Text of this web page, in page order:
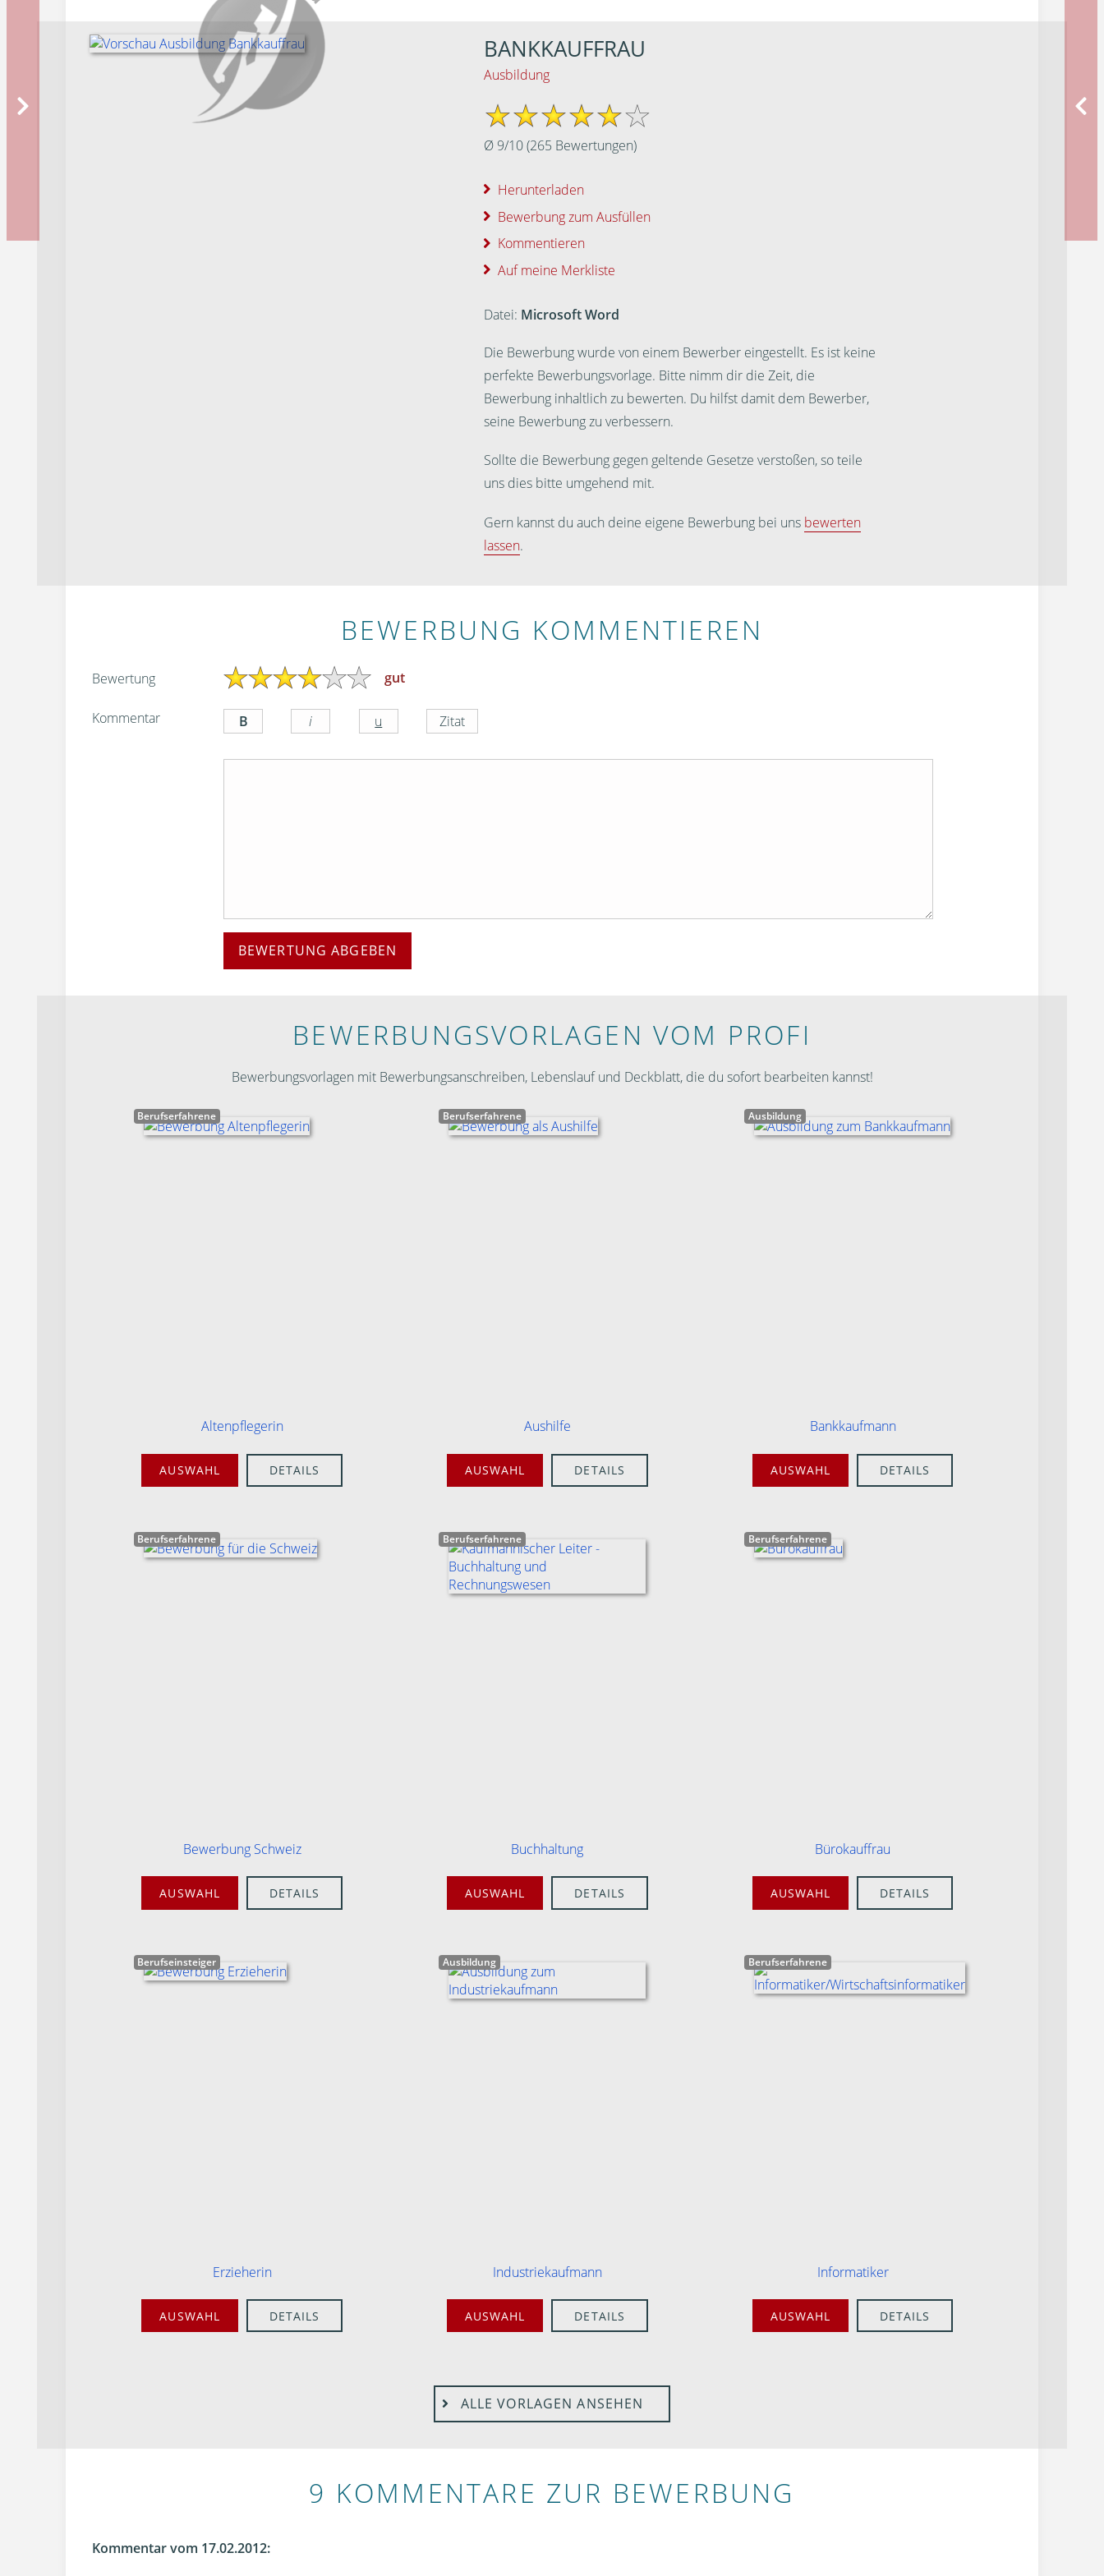
BANKKAUFFRAU
Ausbildung
Ø 9/10(265 Bewertungen)
Herunterladen
Bewerbung zum Ausfüllen
Kommentieren
Auf meine Merkliste
Datei: Microsoft Word
Die Bewerbung wurde von einem Bewerber eingestellt. Es ist keine
perfekte Bewerbungsvorlage. Bitte nimm dir die Zeit, die
Bewerbung inhaltlich zu bewerten. Du hilfst damit dem Bewerber,
seine Bewerbung zu verbessern.
Sollte die Bewerbung gegen geltende Gesetze verstoßen, so teile
uns dies bitte umgehend mit.
Gern kannst du auch deine eigene Bewerbung bei uns bewerten
lassen.
BEWERBUNG KOMMENTIEREN
Bewertung gut
Kommentar
BEWERTUNG ABGEBEN
BEWERBUNGS­VORLAGEN VOM PROFI
Bewerbungsvorlagen mit Bewerbungsanschreiben, Lebenslauf und Deckblatt, die du sofort bearbeiten kannst!
Berufserfahrene
Altenpflegerin
AUSWAHL DETAILS
Berufserfahrene
Aushilfe
AUSWAHL DETAILS
Ausbildung
Bankkaufmann
AUSWAHL DETAILS
Berufserfahrene
Bewerbung Schweiz
AUSWAHL DETAILS
Berufserfahrene
Buchhaltung
AUSWAHL DETAILS
Berufserfahrene
Bürokauffrau
AUSWAHL DETAILS
Berufseinsteiger
Erzieherin
AUSWAHL DETAILS
Ausbildung
Industriekaufmann
AUSWAHL DETAILS
Berufserfahrene
Informatiker
AUSWAHL DETAILS
ALLE VORLAGEN ANSEHEN
9 KOMMENTARE ZUR BEWERBUNG
Kommentar vom 17.02.2012: